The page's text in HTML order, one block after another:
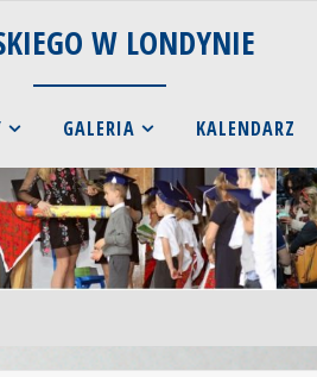
W LONDYNIE
GALERIA KALENDARZ